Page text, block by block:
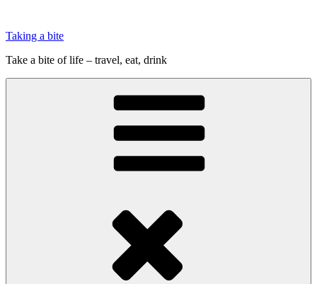
indhold
Taking a bite
Take a bite of life – travel, eat, drink